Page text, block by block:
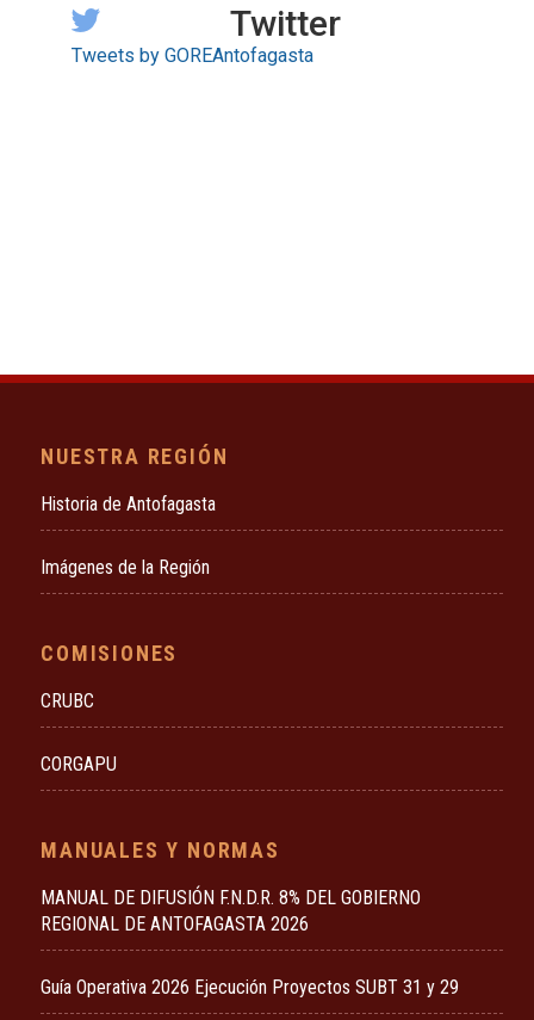
Twitter
Tweets by GOREAntofagasta
NUESTRA REGIÓN
Historia de Antofagasta
Imágenes de la Región
COMISIONES
CRUBC
CORGAPU
MANUALES Y NORMAS
MANUAL DE DIFUSIÓN F.N.D.R. 8% DEL GOBIERNO
REGIONAL DE ANTOFAGASTA 2026
Guía Operativa 2026 Ejecución Proyectos SUBT 31 y 29